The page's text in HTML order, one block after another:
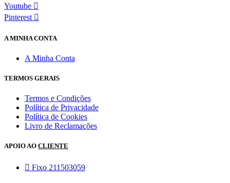
Youtube
Pinterest
A MINHA CONTA
A Minha Conta
TERMOS GERAIS
Termos e Condições
Política de Privacidade
Política de Cookies
Livro de Reclamações
APOIO AO CLIENTE
Fixo 211503059